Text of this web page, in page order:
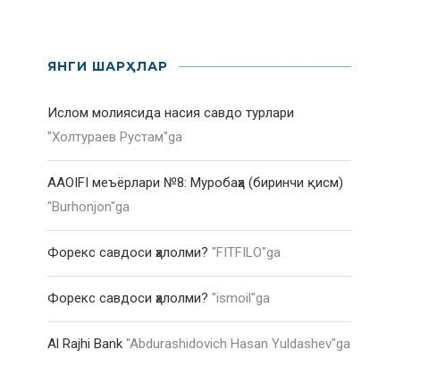
ЯНГИ ШАРҲЛАР
Ислом молиясида насия савдо турлари
"Холтураев Рустам"ga
AAOIFI меъёрлари №8: Муробаҳа (биринчи қисм)
"Burhonjon"ga
Форекс савдоси ҳалолми? "FITFILO"ga
Форекс савдоси ҳалолми? "ismoil"ga
Al Rajhi Bank "Abdurashidovich Hasan Yuldashev"ga